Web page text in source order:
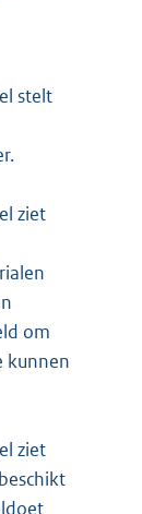
stelt
ziet
om
kunnen
ziet